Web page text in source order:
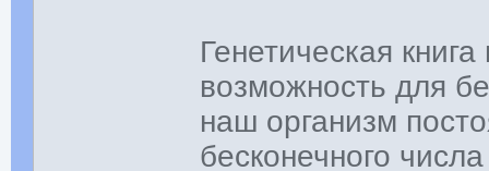
Генетическая
возможность для
наш организм
бесконечного